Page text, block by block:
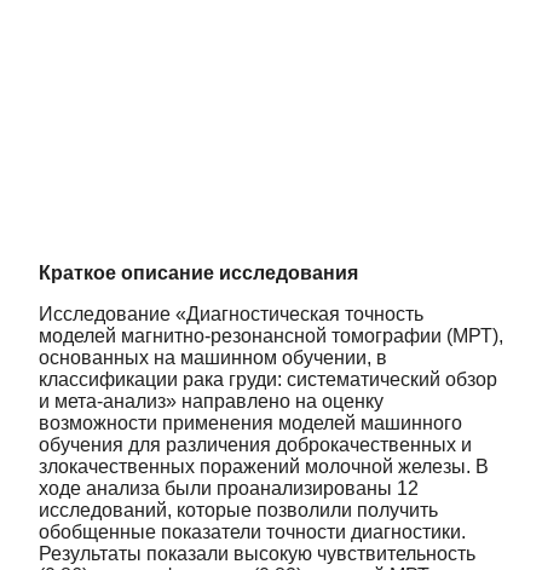
Краткое описание исследования
Исследование «Диагностическая точность
моделей магнитно-резонансной томографии (МРТ),
основанных на машинном обучении, в
классификации рака груди: систематический обзор
и мета-анализ» направлено на оценку
возможности применения моделей машинного
обучения для различения доброкачественных и
злокачественных поражений молочной железы. В
ходе анализа были проанализированы 12
исследований, которые позволили получить
обобщенные показатели точности диагностики.
Результаты показали высокую чувствительность